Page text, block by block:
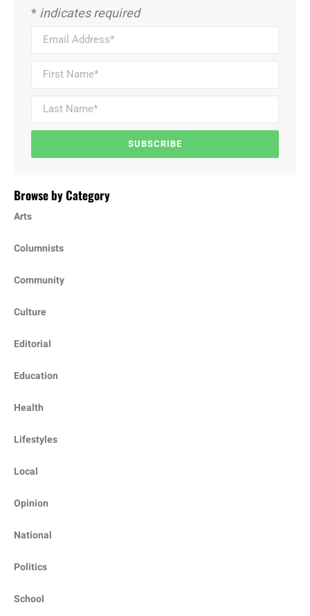
*indicates required
SUBSCRIBE
Browse by Category
Arts
Columnists
Community
Culture
Editorial
Education
Health
Lifestyles
Local
Opinion
National
Politics
School